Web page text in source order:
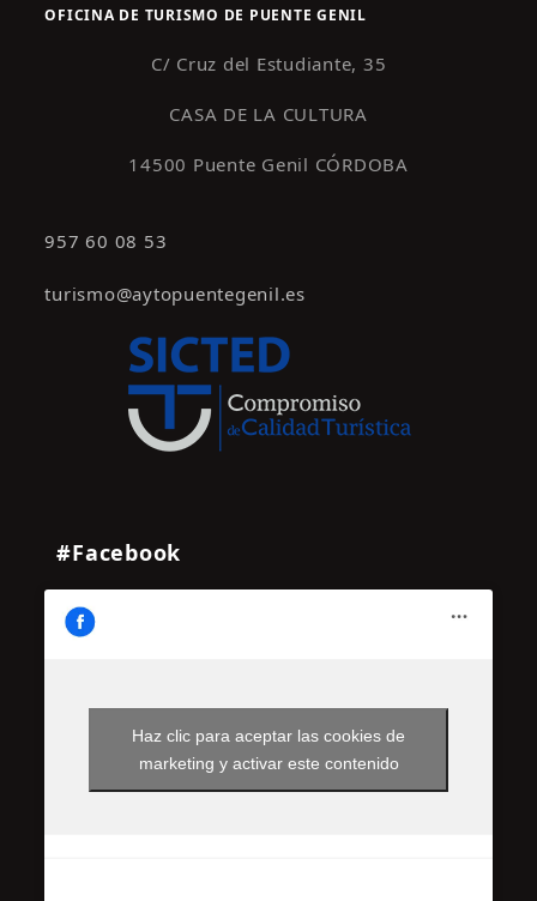
OFICINA DE TURISMO DE PUENTE GENIL
C/ Cruz del Estudiante, 35
CASA DE LA CULTURA
14500 Puente Genil CÓRDOBA
957 60 08 53
turismo@aytopuentegenil.es
#Facebook
Haz clic para aceptar las cookies de
marketing y activar este contenido